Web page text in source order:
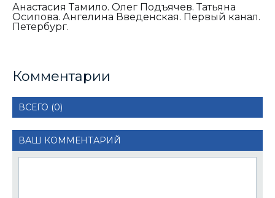
Анастасия Тамило. Олег Подъячев. Татьяна
Осипова. Ангелина Введенская. Первый канал.
Петербург.
Комментарии
ВСЕГО (0)
ВАШ КОММЕНТАРИЙ